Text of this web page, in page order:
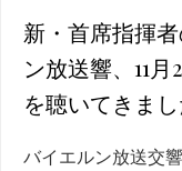
新・首席指揮
ン放送響、11
を聴いてきま
バイエルン放送交